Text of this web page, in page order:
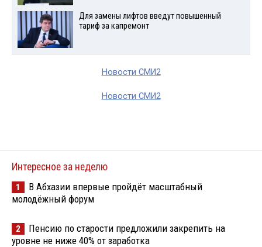
Для замены лифтов введут повышенный
тариф за капремонт
Новости СМИ2
Новости СМИ2
Интересное за неделю
1
В Абхазии впервые пройдёт масштабный
молодёжный форум
2
Пенсию по старости предложили закрепить на
уровне не ниже 40% от заработка